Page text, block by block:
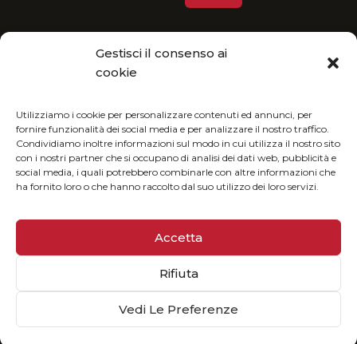
Gestisci il consenso ai
cookie
Utilizziamo i cookie per personalizzare contenuti ed annunci, per
fornire funzionalità dei social media e per analizzare il nostro traffico.
Condividiamo inoltre informazioni sul modo in cui utilizza il nostro sito
con i nostri partner che si occupano di analisi dei dati web, pubblicità e
social media, i quali potrebbero combinarle con altre informazioni che
ha fornito loro o che hanno raccolto dal suo utilizzo dei loro servizi.
Accetta
Rifiuta
Vedi Le Preferenze
friendly: fruisci del nostro catalogo in formato
digitale e riduci l’impatto ambientale.
© 2025 MGiTALY | P. Iva 02073160513